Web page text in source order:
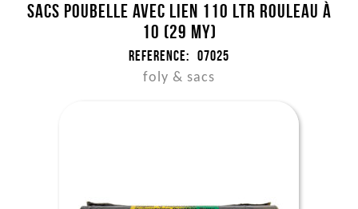
Sacs poubelle avec lien 110 ltr rouleau à
10 (29 my)
Reference: 07025
foly & sacs